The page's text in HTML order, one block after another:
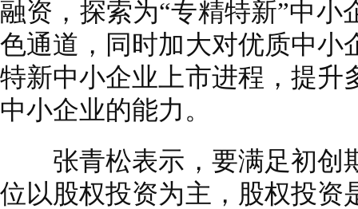
融资，探索为“专精特新”中
色通道，同时加大对优质中小
特新中小企业上市进程，提升
中小企业的能力。
张青松表示，要满足初创
位以股权投资为主，股权投资